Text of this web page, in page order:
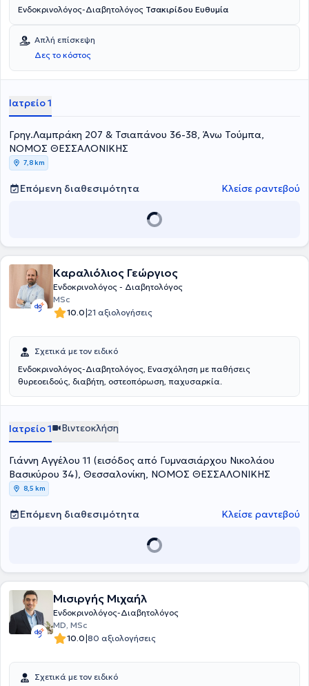
Ενδοκρινολόγος-Διαβητολόγος Τσακιρίδου Ευθυμία
Απλή επίσκεψη
Δες το κόστος
Ιατρείο 1
Γρηγ.Λαμπράκη 207 & Τσιαπάνου 36-38, Άνω Τούμπα,
ΝΟΜΟΣ ΘΕΣΣΑΛΟΝΙΚΗΣ
7,8 km
Επόμενη διαθεσιμότητα Κλείσε ραντεβού
Καραλιόλιος Γεώργιος
Ενδοκρινολόγος - Διαβητολόγος
MSc
10.0|21 αξιολογήσεις
Σχετικά με τον ειδικό
Ενδοκρινολόγος-Διαβητολόγος, Ενασχόληση με παθήσεις
θυρεοειδούς, διαβήτη, οστεοπόρωση, παχυσαρκία.
Ιατρείο 1 Βιντεοκλήση
Γιάννη Αγγέλου 11 (εισόδος από Γυμνασιάρχου Νικολάου
Βασικύρου 34), Θεσσαλονίκη, ΝΟΜΟΣ ΘΕΣΣΑΛΟΝΙΚΗΣ
8,5 km
Επόμενη διαθεσιμότητα Κλείσε ραντεβού
Μισιργής Μιχαήλ
Ενδοκρινολόγος-Διαβητολόγος
MD, MSc
10.0|80 αξιολογήσεις
Σχετικά με τον ειδικό